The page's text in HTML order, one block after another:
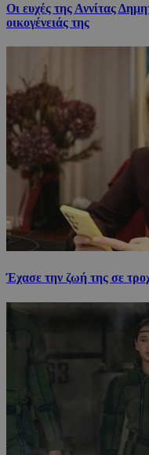
Οι ευχές της Αννίτας
οικογένειάς της
Έχασε την ζωή της σε